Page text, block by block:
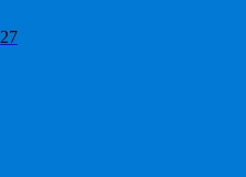
27